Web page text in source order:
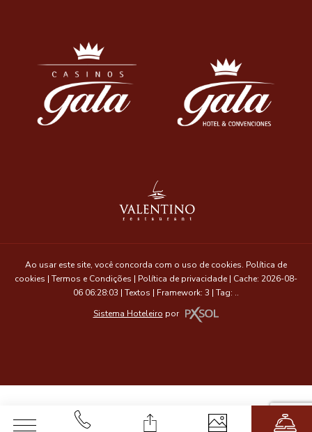
Ao usar este site, você concorda com o uso de cookies. Política de
cookies | Termos e Condições | Política de privacidade | Cache: 2026-08-
06 06:28:03 | Textos | Framework: 3 | Tag: ..
Sistema Hoteleiro por